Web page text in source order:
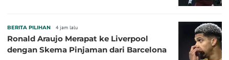
BERITA PILIHAN 4 jam lalu
Ronald Araujo Merapat ke Liverpool
dengan Skema Pinjaman dari Barcelona